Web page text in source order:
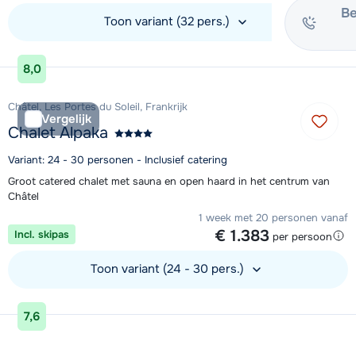
Toon variant (32 pers.)
Bekijk accommodatie
8,0
Vergelijk
Châtel, Les Portes du Soleil, Frankrijk
Chalet Alpaka
Variant: 24 - 30 personen - Inclusief catering
Groot catered chalet met sauna en open haard in het centrum van
Châtel
1 week met 20 personen vanaf
€ 1.383 per persoon
Incl. skipas
Toon variant (24 - 30 pers.)
Bekijk accommodatie
7,6